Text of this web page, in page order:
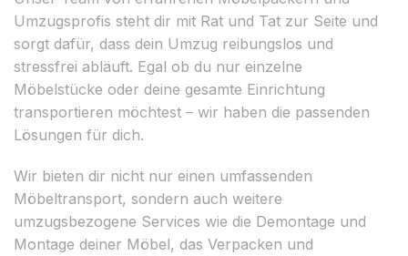
Umzugsprofis steht dir mit Rat und Tat zur Seite und
sorgt dafür, dass dein Umzug reibungslos und
stressfrei abläuft. Egal ob du nur einzelne
Möbelstücke oder deine gesamte Einrichtung
transportieren möchtest – wir haben die passenden
Lösungen für dich.
Wir bieten dir nicht nur einen umfassenden
Möbeltransport, sondern auch weitere
umzugsbezogene Services wie die Demontage und
Montage deiner Möbel, das Verpacken und